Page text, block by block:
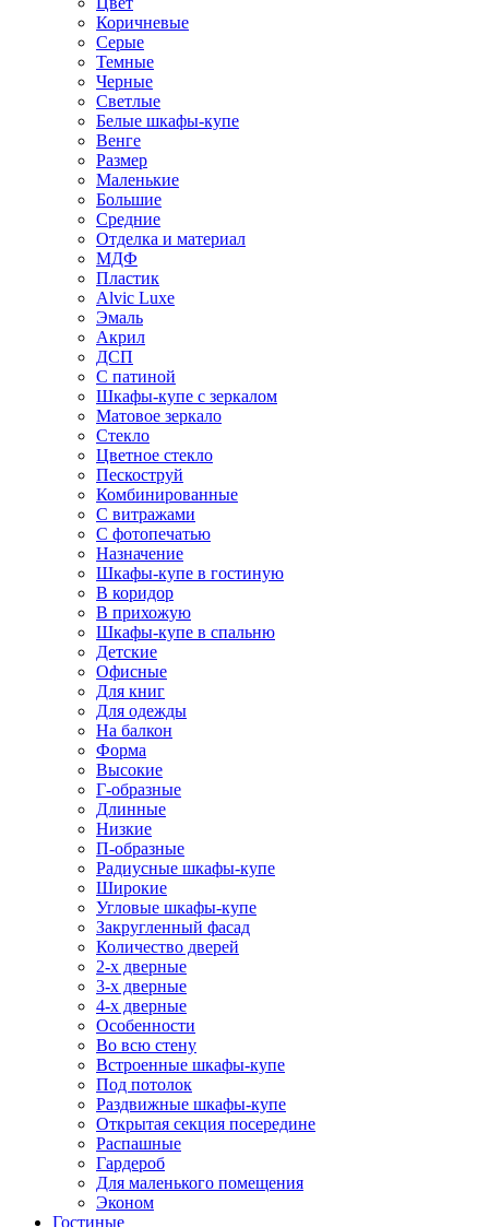
Коричневые
Серые
Темные
Черные
Светлые
Белые шкафы-купе
Венге
Размер
Маленькие
Большие
Средние
Отделка и материал
МДФ
Пластик
Alvic Luxe
Эмаль
Акрил
ДСП
С патиной
Шкафы-купе с зеркалом
Матовое зеркало
Стекло
Цветное стекло
Пескоструй
Комбинированные
С витражами
С фотопечатью
Назначение
Шкафы-купе в гостиную
В коридор
В прихожую
Шкафы-купе в спальню
Детские
Офисные
Для книг
Для одежды
На балкон
Форма
Высокие
Г-образные
Длинные
Низкие
П-образные
Радиусные шкафы-купе
Широкие
Угловые шкафы-купе
Закругленный фасад
Количество дверей
2-х дверные
3-х дверные
4-х дверные
Особенности
Во всю стену
Встроенные шкафы-купе
Под потолок
Раздвижные шкафы-купе
Открытая секция посередине
Распашные
Гардероб
Для маленького помещения
Эконом
Гостиные